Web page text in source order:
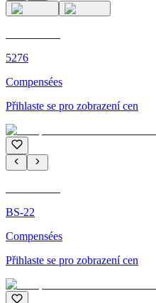
5276
Compensées
Přihlaste se pro zobrazení cen
BS-22
Compensées
Přihlaste se pro zobrazení cen